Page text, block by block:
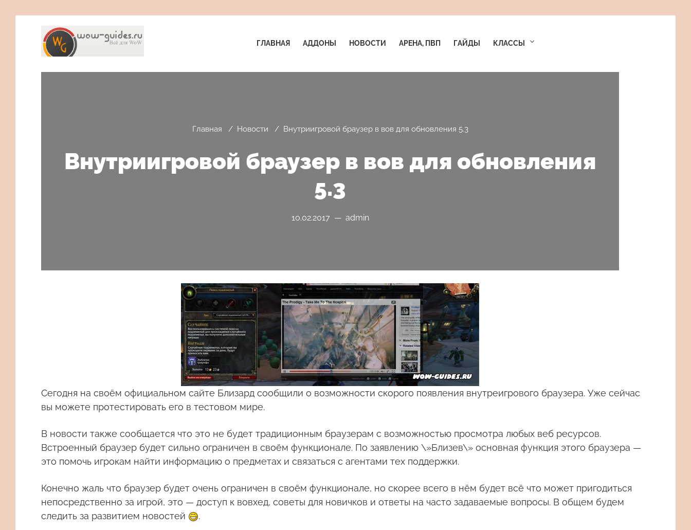
ГЛАВНАЯ АДДОНЫ НОВОСТИ АРЕНА, ПВП ГАЙДЫ КЛАССЫ
Главная / Новости / Внутриигровой браузер в вов для обновления 5.3
Внутриигровой браузер в вов для обновления
5.3
10.02.2017 — admin
Сегодня на своём официальном сайте Близард сообщили о возможности скорого появления внутреигрового браузера. Уже сейчас
вы можете протестировать его в тестовом мире.
В новости также сообщается что это не будет традиционным браузерам с возможностью просмотра любых веб ресурсов.
Встроенный браузер будет сильно ограничен в своём функционале. По заявлению \»Близев\» основная функция этого браузера —
это помочь игрокам найти информацию о предметах и связаться с агентами тех поддержки.
Конечно жаль что браузер будет очень ограничен в своём функционале, но скорее всего в нём будет всё что может пригодиться
непосредственно за игрой, это — доступ к вовхед, советы для новичков и ответы на часто задаваемые вопросы. В общем будем
следить за развитием новостей
.